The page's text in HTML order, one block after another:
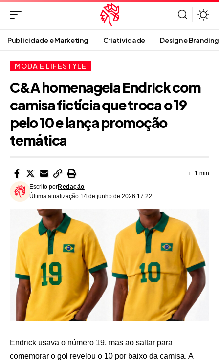
Publicidade e Marketing Criatividade Design e Branding
MODA E LIFESTYLE
C&A homenageia Endrick com
camisa fictícia que troca o 19
pelo 10 e lança promoção
temática
Última atualização 14 de junho de 2026 17:22
Escrito porRedação
1 min
Endrick usava o número 19, mas ao saltar para
comemorar o gol revelou o 10 por baixo da camisa. A